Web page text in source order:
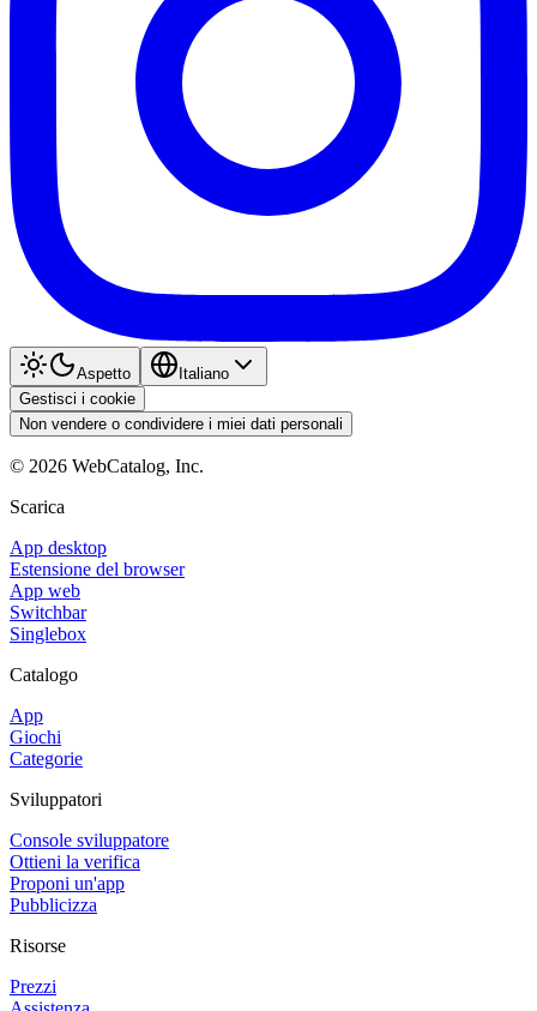
Aspetto
Italiano
Gestisci i cookie
Non vendere o condividere i miei dati personali
© 2026 WebCatalog, Inc.
Scarica
App desktop
Estensione del browser
App web
Switchbar
Singlebox
Catalogo
App
Giochi
Categorie
Sviluppatori
Console sviluppatore
Ottieni la verifica
Proponi un'app
Pubblicizza
Risorse
Prezzi